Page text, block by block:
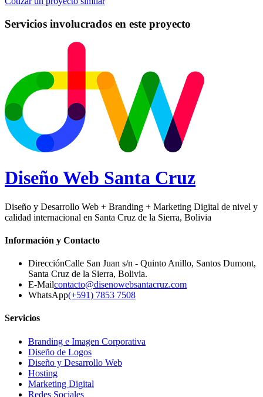
Servicios involucrados en este proyecto
Diseño Web Santa Cruz
Diseño y Desarrollo Web + Branding + Marketing Digital de nivel y
calidad internacional en Santa Cruz de la Sierra, Bolivia
Información y Contacto
DirecciónCalle San Juan s/n - Quinto Anillo, Santos Dumont,
Santa Cruz de la Sierra, Bolivia.
E-Mailcontacto@disenowebsantacruz.com
WhatsApp(+591) 7853 7508
Servicios
Branding e Imagen Corporativa
Diseño de Logos
Diseño y Desarrollo Web
Hosting
Marketing Digital
Redes Sociales